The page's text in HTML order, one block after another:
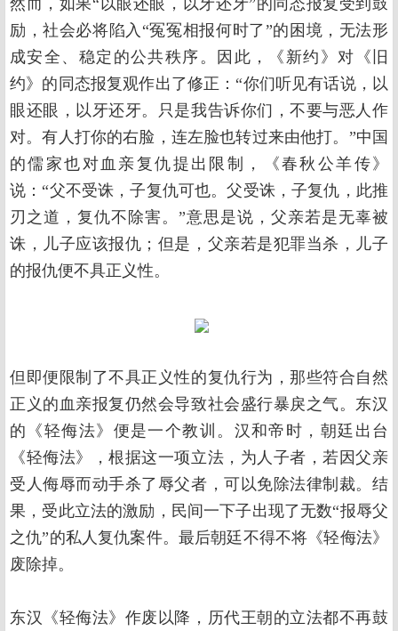
励，社会必将陷入“冤冤相报何时了”的困境，无法形
成安全、稳定的公共秩序。因此，《新约》对《旧
约》的同态报复观作出了修正：“你们听见有话说，以
眼还眼，以牙还牙。只是我告诉你们，不要与恶人作
对。有人打你的右脸，连左脸也转过来由他打。”中国
的儒家也对血亲复仇提出限制，《春秋公羊传》
说：“父不受诛，子复仇可也。父受诛，子复仇，此推
刃之道，复仇不除害。”意思是说，父亲若是无辜被
诛，儿子应该报仇；但是，父亲若是犯罪当杀，儿子
的报仇便不具正义性。
但即便限制了不具正义性的复仇行为，那些符合自然
正义的血亲报复仍然会导致社会盛行暴戾之气。东汉
的《轻侮法》便是一个教训。汉和帝时，朝廷出台
《轻侮法》，根据这一项立法，为人子者，若因父亲
受人侮辱而动手杀了辱父者，可以免除法律制裁。结
果，受此立法的激励，民间一下子出现了无数“报辱父
之仇”的私人复仇案件。最后朝廷不得不将《轻侮法》
废除掉。
东汉《轻侮法》作废以降，历代王朝的立法都不再鼓